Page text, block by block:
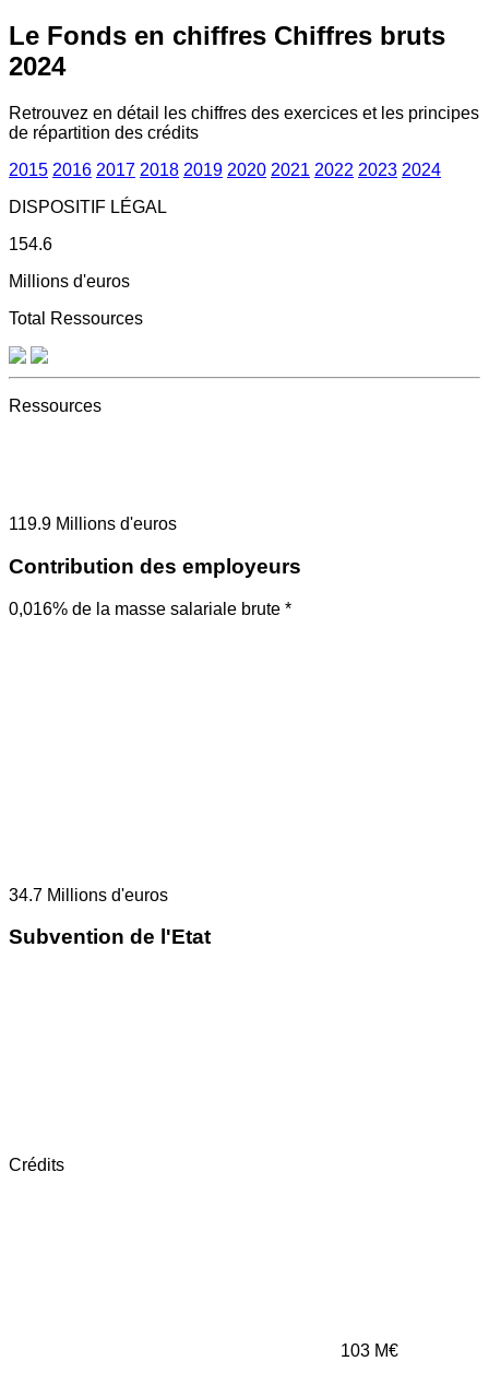
Le Fonds en chiffres Chiffres bruts
2024
Retrouvez en détail les chiffres des exercices et les principes
de répartition des crédits
2015 2016 2017 2018 2019 2020 2021 2022 2023 2024
DISPOSITIF LÉGAL
154.6
Millions d'euros
Total Ressources
Ressources
119.9 Millions d'euros
Contribution des employeurs
0,016% de la masse salariale brute *
34.7 Millions d'euros
Subvention de l'Etat
Crédits
103 M€